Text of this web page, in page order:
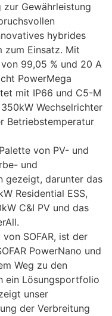
zur Gewährleistung
hybrides
zum Einsatz. Mit
99,05 % und 20 A
PowerMega
mit IP66 und C5-M
Wechselrichter
Betriebstemperatur
von PV- und
und
gezeigt, darunter das
Residential ESS,
C&I PV und das
SOFAR, ist der
PowerNano und
Weg zu den
ein Lösungsportfolio
unser
der Verbreitung